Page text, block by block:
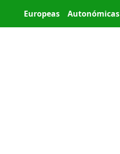
Main menu
Europeas Autonómicas